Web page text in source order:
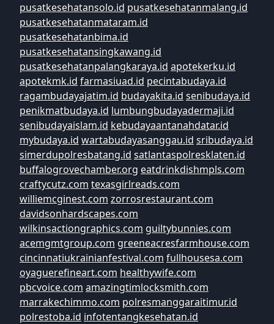
pusatkesehatansolo.id pusatkesehatanmalang.id
pusatkesehatanmataram.id
pusatkesehatanbima.id
pusatkesehatansingkawang.id
pusatkesehatanpalangkaraya.id apotekerku.id
apotekmk.id farmasiuad.id pecintabudaya.id
ragambudayajatim.id budayakita.id senibudaya.id
penikmatbudaya.id lumbungbudayadermaji.id
senibudayaislam.id kebudayaantanahdatar.id
mybudaya.id wartabudayasanggau.id sribudaya.id
simerdupolresbatang.id satlantaspolresklaten.id
buffalogrovechamber.org eatdrinkdishmpls.com
craftycutz.com texasgirlreads.com
williemcginest.com zorrosrestaurant.com
davidsonhardscapes.com
wilkinsactiongraphics.com guiltybunnies.com
acemgmtgroup.com greeneacresfarmhouse.com
cincinnatiukrainianfestival.com fullhousesa.com
oyaguerefineart.com healthywife.com
pbcvoice.com amazingtimlocksmith.com
marrakechimmo.com polresmanggaraitimur.id
polrestoba.id infotentangkesehatan.id